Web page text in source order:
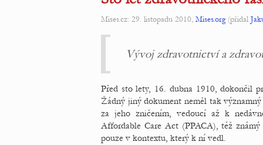
Mises.cz: 29. listopadu 2010, Mises.org(přidal
Vývoj zdravotnictví a
Před sto lety, 16. dubna 1910, dokončil
Žádný jiný dokument neměl tak
za jeho zničením, vedoucí až k
Affordable Care Act (PPACA), též známý
pouze v kontextu, který k ní vedl.